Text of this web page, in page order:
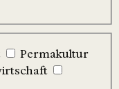
Permakultur